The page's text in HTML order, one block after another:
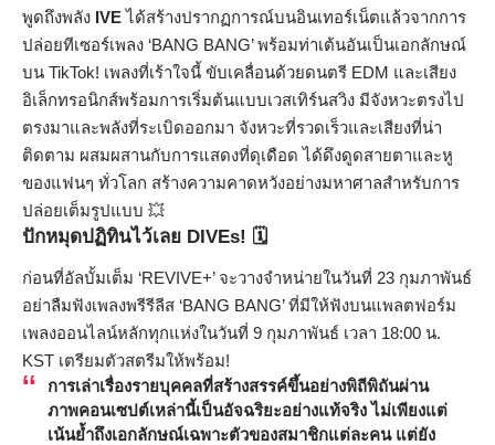
พูดถึงพลัง IVEได้สร้างปรากฏการณ์บนอินเทอร์เน็ตแล้วจากการ
ปล่อยทีเซอร์เพลง ‘BANG BANG’ พร้อมท่าเต้นอันเป็นเอกลักษณ์
บน TikTok! เพลงที่เร้าใจนี้ ขับเคลื่อนด้วยดนตรี EDM และเสียง
อิเล็กทรอนิกส์พร้อมการเริ่มต้นแบบเวสเทิร์นสวิง มีจังหวะตรงไป
ตรงมาและพลังที่ระเบิดออกมา จังหวะที่รวดเร็วและเสียงที่น่า
ติดตาม ผสมผสานกับการแสดงที่ดุเดือด ได้ดึงดูดสายตาและหู
ของแฟนๆ ทั่วโลก สร้างความคาดหวังอย่างมหาศาลสำหรับการ
ปล่อยเต็มรูปแบบ 💥
ปักหมุดปฏิทินไว้เลย DIVEs! 🗓️
ก่อนที่อัลบั้มเต็ม ‘REVIVE+’ จะวางจำหน่ายในวันที่ 23 กุมภาพันธ์
อย่าลืมฟังเพลงพรีรีลีส ‘BANG BANG’ ที่มีให้ฟังบนแพลตฟอร์ม
เพลงออนไลน์หลักทุกแห่งในวันที่ 9 กุมภาพันธ์ เวลา 18:00 น.
KST เตรียมตัวสตรีมให้พร้อม!
การเล่าเรื่องรายบุคคลที่สร้างสรรค์ขึ้นอย่างพิถีพิถันผ่าน
ภาพคอนเซปต์เหล่านี้เป็นอัจฉริยะอย่างแท้จริง ไม่เพียงแต่
เน้นย้ำถึงเอกลักษณ์เฉพาะตัวของสมาชิกแต่ละคน แต่ยัง